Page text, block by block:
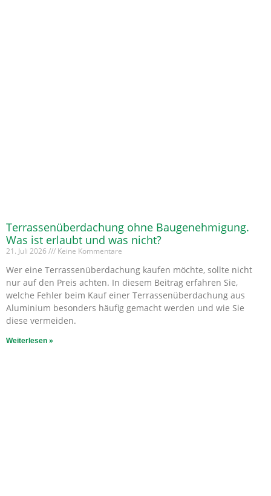
Terrassenüberdachung ohne Baugenehmigung.
Was ist erlaubt und was nicht?
21. Juli 2026 Keine Kommentare
Wer eine Terrassenüberdachung kaufen möchte, sollte nicht
nur auf den Preis achten. In diesem Beitrag erfahren Sie,
welche Fehler beim Kauf einer Terrassenüberdachung aus
Aluminium besonders häufig gemacht werden und wie Sie
diese vermeiden.
Weiterlesen »